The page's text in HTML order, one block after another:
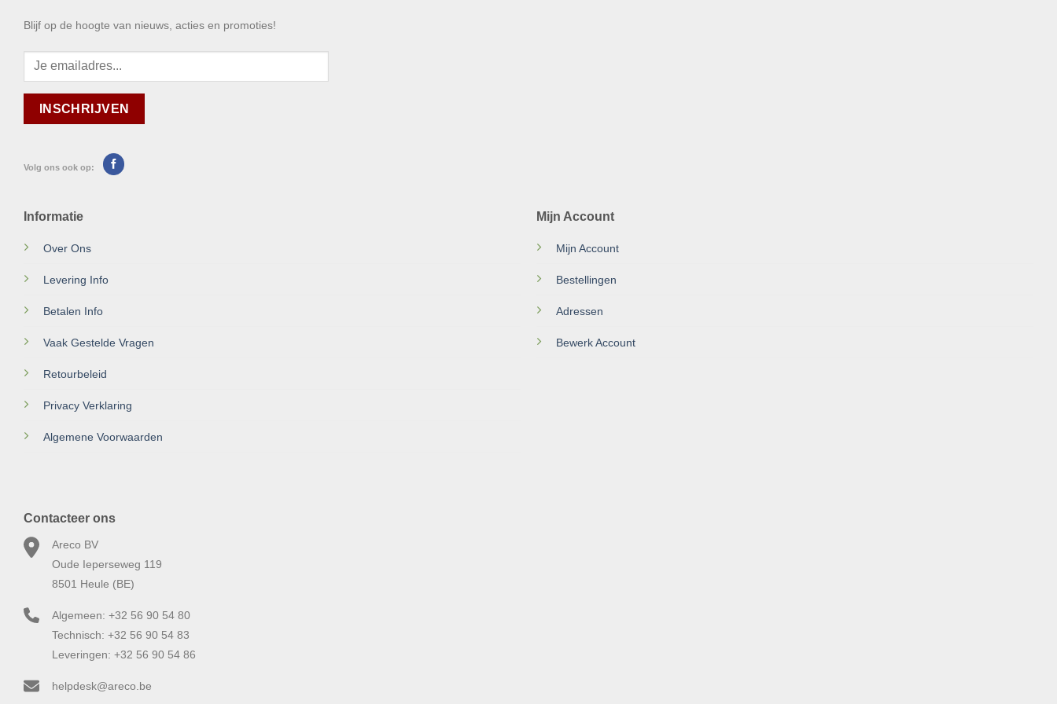
Blijf op de hoogte van nieuws, acties en promoties!
Volg ons ook op:
Informatie
Over Ons
Levering Info
Betalen Info
Vaak Gestelde Vragen
Retourbeleid
Privacy Verklaring
Algemene Voorwaarden
Mijn Account
Mijn Account
Bestellingen
Adressen
Bewerk Account
Contacteer ons
Areco BV
Oude Ieperseweg 119
8501 Heule (BE)
Algemeen: +32 56 90 54 80
Technisch: +32 56 90 54 83
Leveringen: +32 56 90 54 86
helpdesk@areco.be